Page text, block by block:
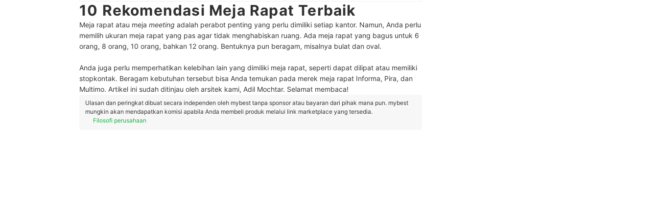
10 Rekomendasi Meja Rapat Terbaik
Meja rapat atau meja meeting adalah perabot penting yang perlu dimiliki setiap kantor. Namun, Anda perlu
memilih ukuran meja rapat yang pas agar tidak menghabiskan ruang. Ada meja rapat yang bagus untuk 6
orang, 8 orang, 10 orang, bahkan 12 orang. Bentuknya pun beragam, misalnya bulat dan oval.
Anda juga perlu memperhatikan kelebihan lain yang dimiliki meja rapat, seperti dapat dilipat atau memiliki
stopkontak. Beragam kebutuhan tersebut bisa Anda temukan pada merek meja rapat Informa, Pira, dan
Multimo. Artikel ini sudah ditinjau oleh arsitek kami, Adil Mochtar. Selamat membaca!
Ulasan dan peringkat dibuat secara independen oleh mybest tanpa sponsor atau bayaran dari pihak mana pun. mybest
mungkin akan mendapatkan komisi apabila Anda membeli produk melalui link marketplace yang tersedia.
Filosofi perusahaan